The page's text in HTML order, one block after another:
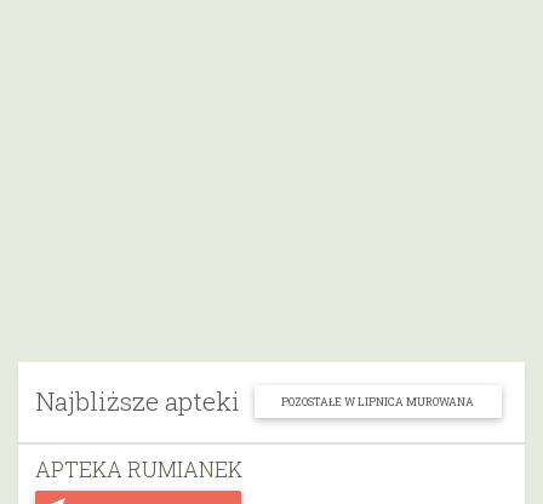
Najbliższe apteki POZOSTAŁE W LIPNICA MUROWANA
APTEKA RUMIANEK